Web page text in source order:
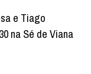
e Tiago
na Sé de Viana